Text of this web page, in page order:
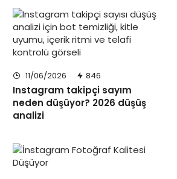
11/06/2026 846
Instagram takipçi sayım
neden düşüyor? 2026 düşüş
analizi